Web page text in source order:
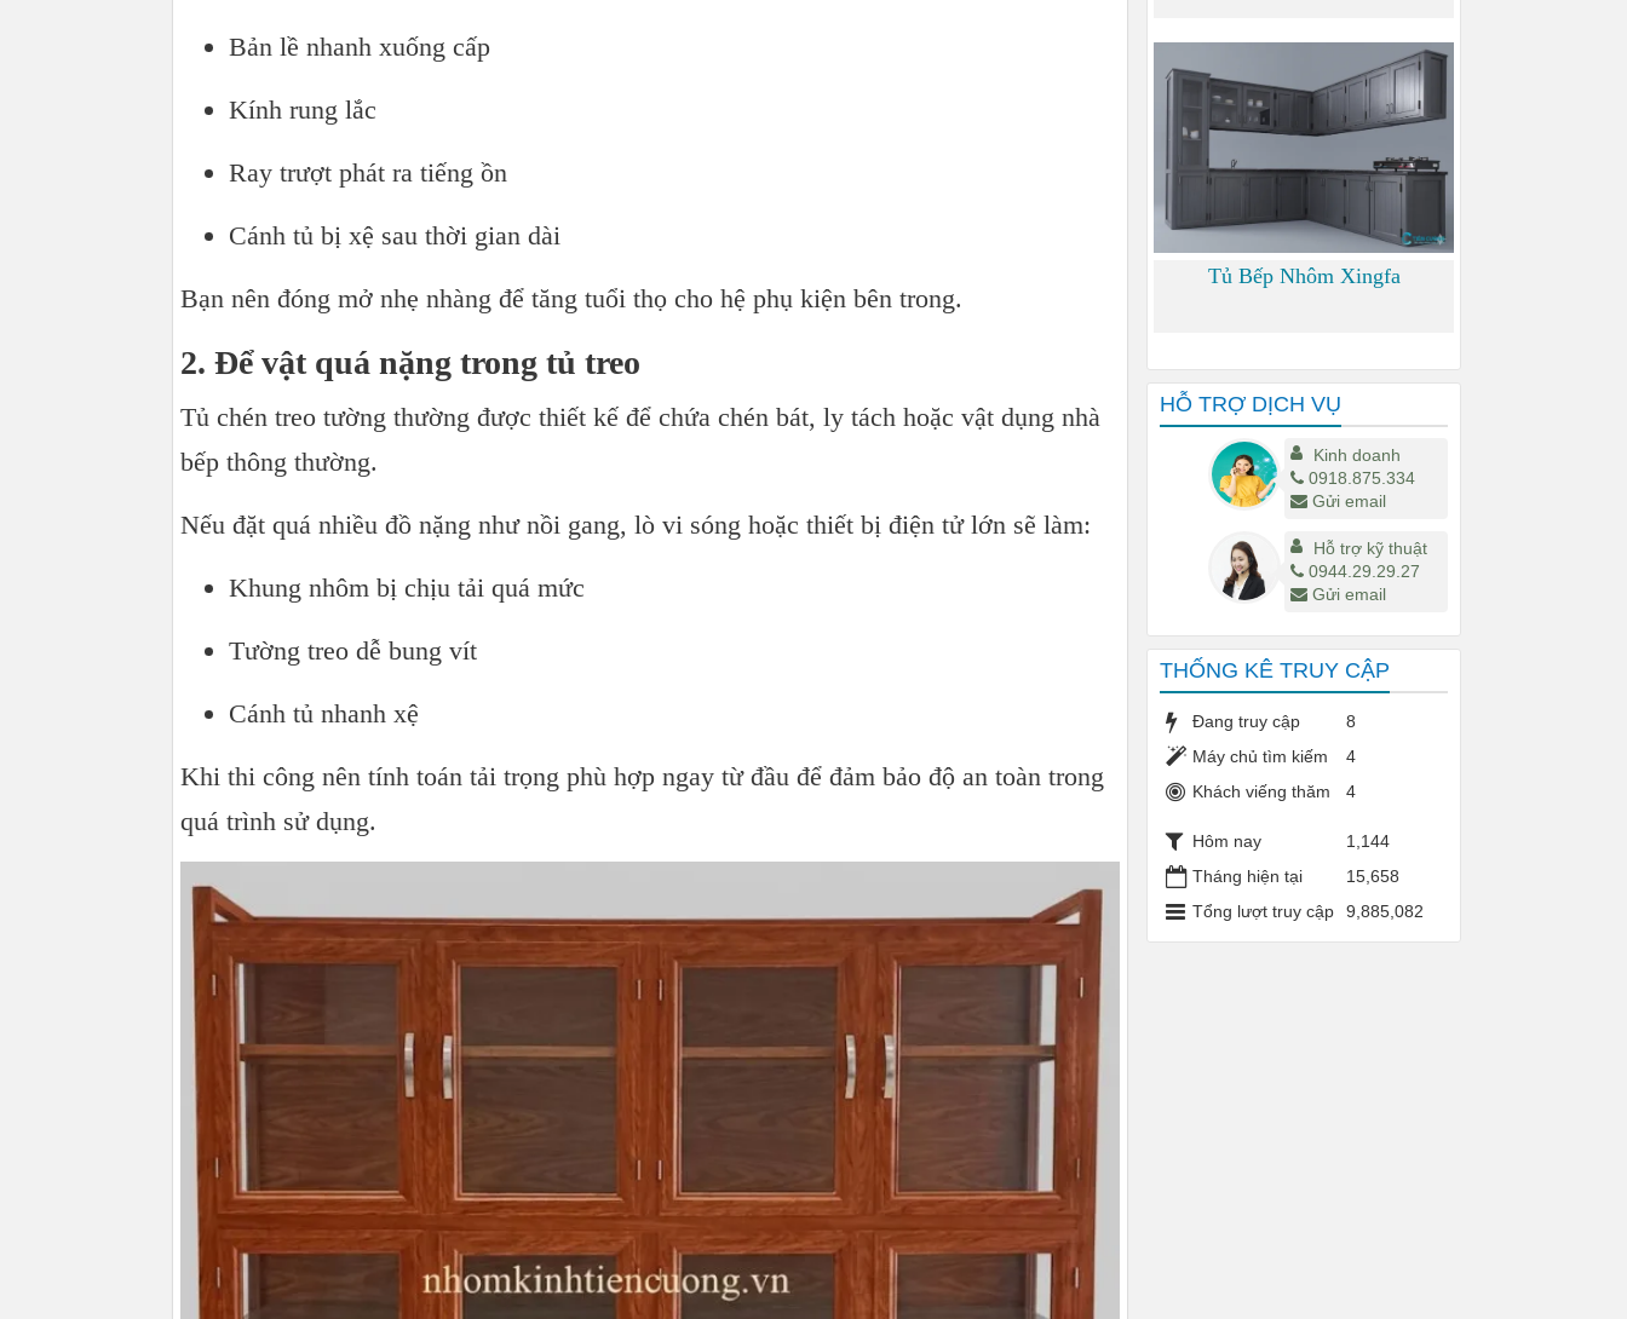
Bản lề nhanh xuống cấp
Kính rung lắc
Ray trượt phát ra tiếng ồn
Cánh tủ bị xệ sau thời gian dài
Bạn nên đóng mở nhẹ nhàng để tăng tuổi thọ cho hệ phụ kiện bên trong.
2. Để vật quá nặng trong tủ treo
Tủ chén treo tường thường được thiết kế để chứa chén bát, ly tách hoặc vật dụng nhà
bếp thông thường.
Nếu đặt quá nhiều đồ nặng như nồi gang, lò vi sóng hoặc thiết bị điện tử lớn sẽ làm:
Khung nhôm bị chịu tải quá mức
Tường treo dễ bung vít
Cánh tủ nhanh xệ
Khi thi công nên tính toán tải trọng phù hợp ngay từ đầu để đảm bảo độ an toàn trong
quá trình sử dụng.
Tủ Bếp Nhôm Xingfa
0
HỖ TRỢ DỊCH VỤ
Kinh doanh
0918.875.334
Gửi email
Hỗ trợ kỹ thuật
0944.29.29.27
Gửi email
THỐNG KÊ TRUY CẬP
Đang truy cập
8
Máy chủ tìm kiếm
4
Khách viếng thăm
4
Hôm nay
1,144
Tháng hiện tại
15,658
Tổng lượt truy cập
9,885,082